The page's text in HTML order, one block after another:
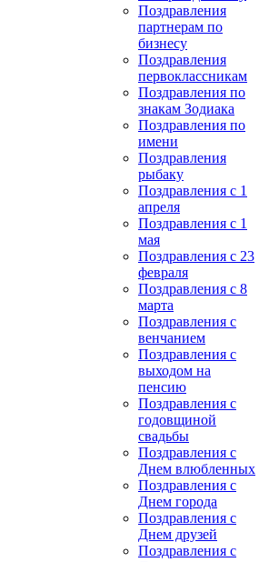
Поздравления
партнерам по
бизнесу
Поздравления
первоклассникам
Поздравления по
знакам Зодиака
Поздравления по
имени
Поздравления
рыбаку
Поздравления с 1
апреля
Поздравления с 1
мая
Поздравления с 23
февраля
Поздравления с 8
марта
Поздравления с
венчанием
Поздравления с
выходом на
пенсию
Поздравления с
годовщиной
свадьбы
Поздравления с
Днем влюбленных
Поздравления с
Днем города
Поздравления с
Днем друзей
Поздравления с